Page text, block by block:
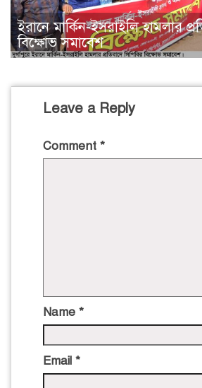
ইরানে মার্কিন-ইসরাইলি হামলার
বিক্ষোভ সমাবেশ
Leave a Reply
Comment *
Name *
Email *